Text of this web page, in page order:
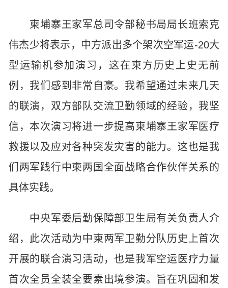
柬埔寨王家军总司令部秘书局局长班索克
伟杰少将表示，中方派出多个架次空军运-20大
型运输机参加演习，这在柬方历史上史无前
例，我们感到非常自豪。我希望通过未来几天
的联演，双方部队交流卫勤领域的经验，我坚
信，本次演习将进一步提高柬埔寨王家军医疗
救援以及应对各种突发灾害的能力。这也是我
们两军践行中柬两国全面战略合作伙伴关系的
具体实践。
中央军委后勤保障部卫生局有关负责人介
绍，此次活动为中柬两军卫勤分队历史上首次
开展的联合演习活动，也是我军空运医疗力量
首次全员全装全要素出境参演。旨在巩固和发